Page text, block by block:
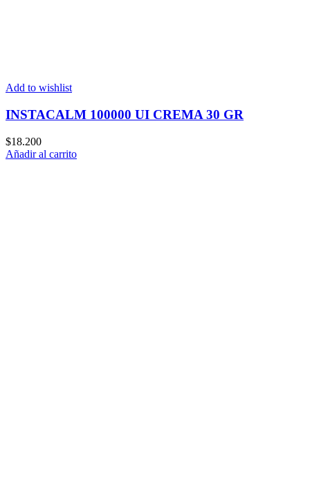
Add to wishlist
INSTACALM 100000 UI CREMA 30 GR
$18.200
Añadir al carrito